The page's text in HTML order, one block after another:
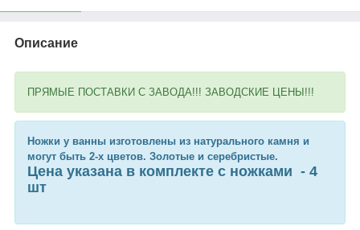
Описание
ПРЯМЫЕ ПОСТАВКИ С ЗАВОДА!!! ЗАВОДСКИЕ ЦЕНЫ!!!
Ножки у ванны изготовлены из натурального камня и
могут быть 2-х цветов. Золотые и серебристые.
Цена указана в комплекте с ножками - 4
шт